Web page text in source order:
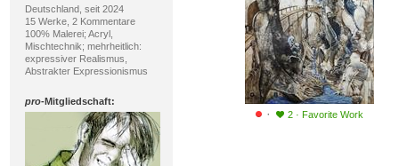
Deutschland, seit 2024
15 Werke, 2 Kommentare
100% Malerei; Acryl,
Mischtechnik; mehrheitlich:
expressiver Realismus,
Abstrakter Expressionismus
pro-Mitgliedschaft:
· 2 · Favorite Work